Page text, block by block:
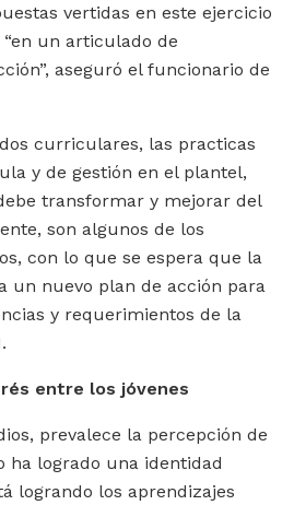
vertidas en este ejercicio
un articulado de
aseguró el funcionario de
curriculares, las practicas
y de gestión en el plantel,
transformar y mejorar del
son algunos de los
con lo que se espera que la
un nuevo plan de acción para
y requerimientos de la
entre los jóvenes
prevalece la percepción de
ha logrado una identidad
logrando los aprendizajes